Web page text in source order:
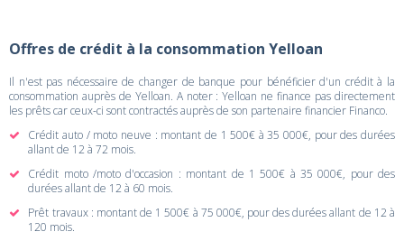
Offres de crédit à la consommation Yelloan
Il n'est pas nécessaire de changer de banque pour bénéficier d'un crédit à la
consommation auprès de Yelloan. A noter : Yelloan ne finance pas directement
les prêts car ceux-ci sont contractés auprès de son partenaire financier Financo.
Crédit auto / moto neuve : montant de 1 500€ à 35 000€, pour des durées
allant de 12 à 72 mois.
Crédit moto /moto d'occasion : montant de 1 500€ à 35 000€, pour des
durées allant de 12 à 60 mois.
Prêt travaux : montant de 1 500€ à 75 000€, pour des durées allant de 12 à
120 mois.